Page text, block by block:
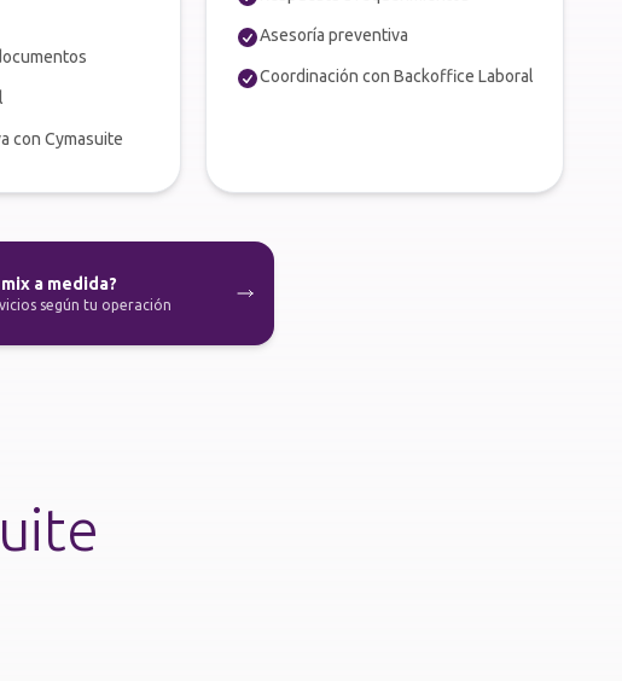
con Cymasuite
Asesoría preventiva
Coordinación con Backoffice Laboral
a medida?
según tu operación